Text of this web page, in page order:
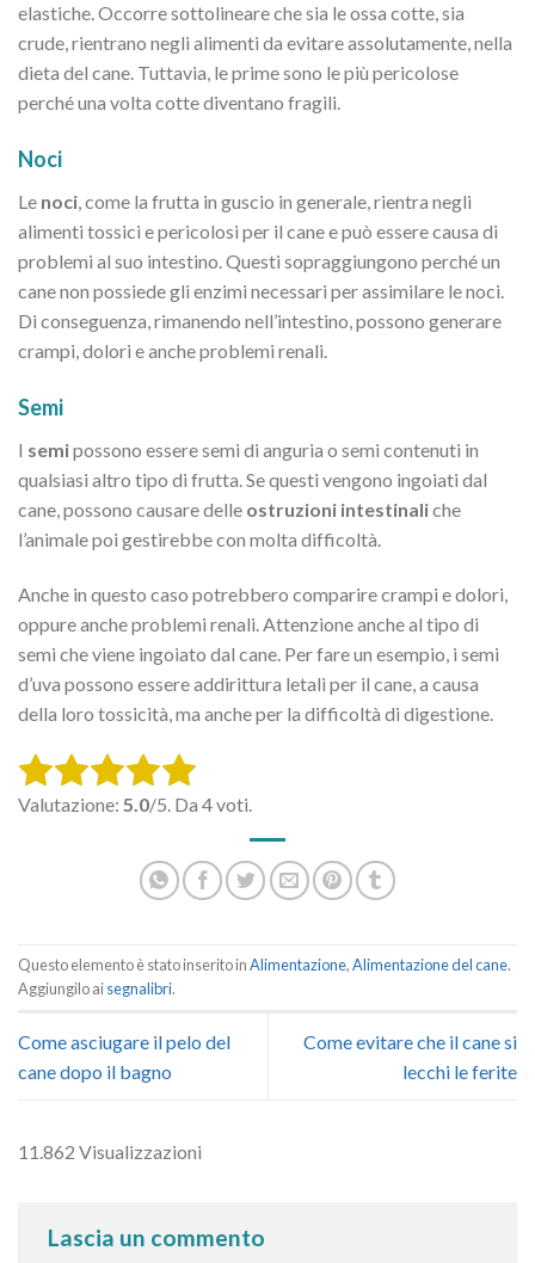
elastiche. Occorre sottolineare che sia le ossa cotte, sia
crude, rientrano negli alimenti da evitare assolutamente, nella
dieta del cane. Tuttavia, le prime sono le più pericolose
perché una volta cotte diventano fragili.
Noci
Le noci, come la frutta in guscio in generale, rientra negli
alimenti tossici e pericolosi per il cane e può essere causa di
problemi al suo intestino. Questi sopraggiungono perché un
cane non possiede gli enzimi necessari per assimilare le noci.
Di conseguenza, rimanendo nell’intestino, possono generare
crampi, dolori e anche problemi renali.
Semi
I semipossono essere semi di anguria o semi contenuti in
qualsiasi altro tipo di frutta. Se questi vengono ingoiati dal
cane, possono causare delle ostruzioni intestinaliche
l’animale poi gestirebbe con molta difficoltà.
Anche in questo caso potrebbero comparire crampi e dolori,
oppure anche problemi renali. Attenzione anche al tipo di
semi che viene ingoiato dal cane. Per fare un esempio, i semi
d’uva possono essere addirittura letali per il cane, a causa
della loro tossicità, ma anche per la difficoltà di digestione.
Rate this item:
SUBMIT RATING
Valutazione: 5.0/5. Da 4 voti.
Questo elemento è stato inserito inAlimentazione,Alimentazione del cane.
Aggiungilo aisegnalibri.
Come asciugare il pelo del
cane dopo il bagno
Come evitare che il cane si
lecchi le ferite
11.862 Visualizzazioni
Lascia un commento